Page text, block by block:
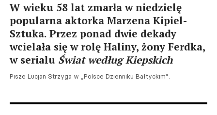
W wieku 58 lat zmarła w niedzielę
popularna aktorka Marzena Kipiel-
Sztuka. Przez ponad dwie dekady
wcielała się w rolę Haliny, żony Ferdka,
w serialu Świat według Kiepskich
Pisze Lucjan Strzyga w „Polsce Dzienniku Bałtyckim”.